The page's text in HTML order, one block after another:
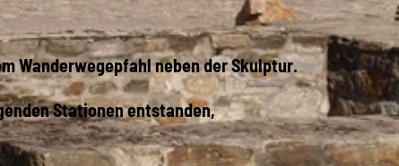
Wanderwegepfahl neben der Skulptur.
Stationen entstanden,